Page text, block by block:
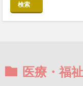
検索
医療・福祉